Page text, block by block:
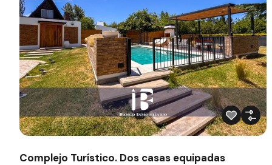
Complejo Turístico. Dos casas equipadas